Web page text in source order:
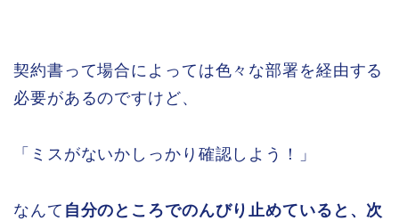
契約書って場合によっては色々な部署を経由する
必要があるのですけど、
「ミスがないかしっかり確認しよう！」
なんて 自分のところでのんびり止めていると、次